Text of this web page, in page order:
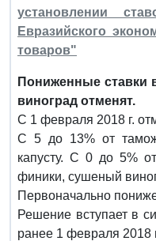
установлении
Евразийского
товаров"
Пониженные ставки
виноград отменят.
С 1 февраля 2018 г.
С 5 до 13% от
капусту. С 0 до 5%
финики, сушеный
Первоначально
Решение вступает в
ранее 1 февраля 2018